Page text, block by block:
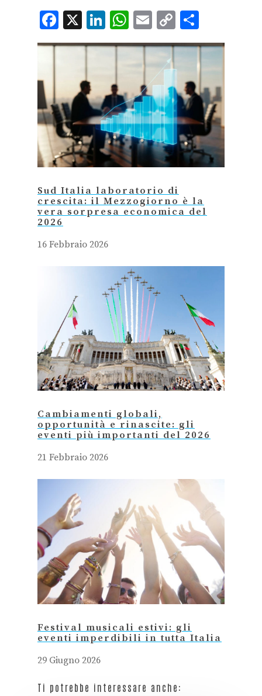
Facebook
X LinkedIn
WhatsApp
Email
Copy
Link
Sud Italia laboratorio di
crescita: il Mezzogiorno è la
vera sorpresa economica del
2026
16 Febbraio 2026
Cambiamenti globali,
opportunità e rinascite: gli
eventi più importanti del 2026
21 Febbraio 2026
Festival musicali estivi: gli
eventi imperdibili in tutta Italia
29 Giugno 2026
Ti potrebbe interessare anche: